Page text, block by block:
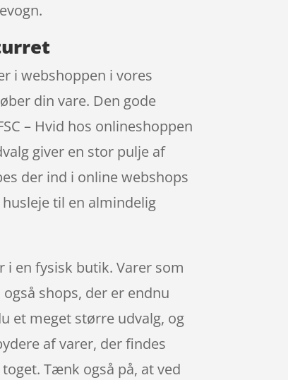
i webshoppen i vores
din vare. Den gode
– Hvid hos onlineshoppen
giver en stor pulje af
der ind i online webshops
til en almindelig
en fysisk butik. Varer som
shops, der er endnu
et meget større udvalg, og
af varer, der findes
Tænk også på, at ved